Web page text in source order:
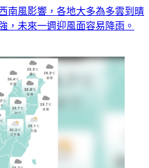
南風影響，各地大多為多雲到晴
，未來一週迎風面容易降雨。